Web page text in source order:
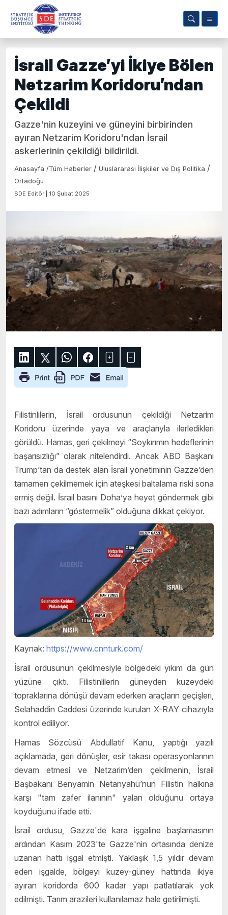
İsrail Gazze’yi İkiye Bölen
Netzarim Koridoru’ndan
Çekildi
Gazze'nin kuzeyini ve güneyini birbirinden
ayıran Netzarim Koridoru'ndan İsrail
askerlerinin çekildiği bildirildi.
Anasayfa /Tüm Haberler / Uluslararası İlişkiler ve Dış Politika /
Ortadoğu
SDE Editör | 10 Şubat 2025
Filistinlilerin, İsrail ordusunun çekildiği Netzarim
Koridoru üzerinde yaya ve araçlarıyla ilerledikleri
görüldü. Hamas, geri çekilmeyi “Soykırımın hedeflerinin
başarısızlığı” olarak nitelendirdi. Ancak ABD Başkanı
Trump’tan da destek alan İsrail yönetiminin Gazze’den
tamamen çekilmemek için ateşkesi baltalama riski sona
ermiş değil. İsrail basını Doha’ya heyet göndermek gibi
bazı adımların “göstermelik” olduğuna dikkat çekiyor.
Kaynak: https://www.cnnturk.com/
İsrail ordusunun çekilmesiyle bölgedeki yıkım da gün
yüzüne çıktı. Filistinlilerin güneyden kuzeydeki
topraklarına dönüşü devam ederken araçların geçişleri,
Selahaddin Caddesi üzerinde kurulan X-RAY cihazıyla
kontrol ediliyor.
Hamas Sözcüsü Abdullatif Kanu, yaptığı yazılı
açıklamada, geri dönüşler, esir takası operasyonlarının
devam etmesi ve Netzarim’den çekilmenin, İsrail
Başbakanı Benyamin Netanyahu’nun Filistin halkına
karşı "tam zafer ilanının" yalan olduğunu ortaya
koyduğunu ifade etti.
İsrail ordusu, Gazze'de kara işgaline başlamasının
ardından Kasım 2023'te Gazze'nin ortasında denize
uzanan hattı işgal etmişti. Yaklaşık 1,5 yıldır devam
eden işgalde, bölgeyi kuzey-güney hattında ikiye
ayıran koridorda 600 kadar yapı patlatılarak yok
edilmişti. Tarım arazileri kullanılamaz hale getirilmişti.